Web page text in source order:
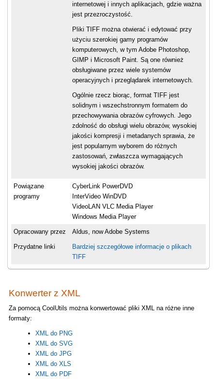
internetowej i innych aplikacjach, gdzie ważna
jest przezroczystość.
Pliki TIFF można otwierać i edytować przy
użyciu szerokiej gamy programów
komputerowych, w tym Adobe Photoshop,
GIMP i Microsoft Paint. Są one również
obsługiwane przez wiele systemów
operacyjnych i przeglądarek internetowych.
Ogólnie rzecz biorąc, format TIFF jest
solidnym i wszechstronnym formatem do
przechowywania obrazów cyfrowych. Jego
zdolność do obsługi wielu obrazów, wysokiej
jakości kompresji i metadanych sprawia, że
jest popularnym wyborem do różnych
zastosowań, zwłaszcza wymagających
wysokiej jakości obrazów.
Powiązane
programy
CyberLink PowerDVD
InterVideo WinDVD
VideoLAN VLC Media Player
Windows Media Player
Opracowany przez Aldus, now Adobe Systems
Przydatne linki
Bardziej szczegółowe informacje o plikach
TIFF
Konwerter z XML
Za pomocą CoolUtils można konwertować pliki XML na różne inne
formaty:
XML do PNG
XML do SVG
XML do JPG
XML do XLS
XML do PDF